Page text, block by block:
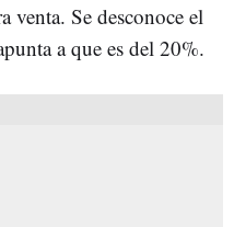
venta. Se desconoce el
a que es del 20%.